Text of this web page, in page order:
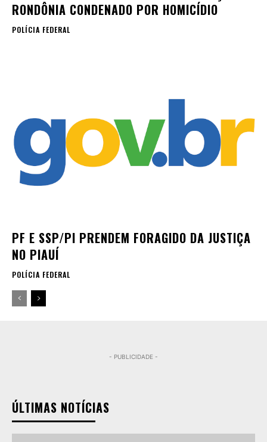
RONDÔNIA CONDENADO POR HOMICÍDIO
POLÍCIA FEDERAL
PF E SSP/PI PRENDEM FORAGIDO DA JUSTIÇA
NO PIAUÍ
POLÍCIA FEDERAL
- PUBLICIDADE -
ÚLTIMAS NOTÍCIAS